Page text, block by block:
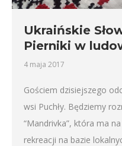
Ukraińskie
Pierniki w
4 maja 2017
Gościem dzisiejszego
wsi Puchły. Będziemy
“Mandrivka”, która ma
rekreacji na bazie